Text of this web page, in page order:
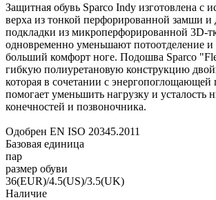
Защитная обувь Sparco Indy изготовлена с
верха из тонкой перфорированной замши
подкладки из микроперфорированной 3D-
одновременно уменьшают потоотделение и
больший комфорт ноге. Подошва Sparco
гибкую полиуретановую конструкцию
которая в сочетании с энергопоглощающей
помогает уменьшить нагрузку и усталость
конечностей и позвоночника.
Одобрен EN ISO 20345.2011
Базовая единица
пар
размер обуви
36(EUR)/4.5(US)/3.5(UK)
Наличие